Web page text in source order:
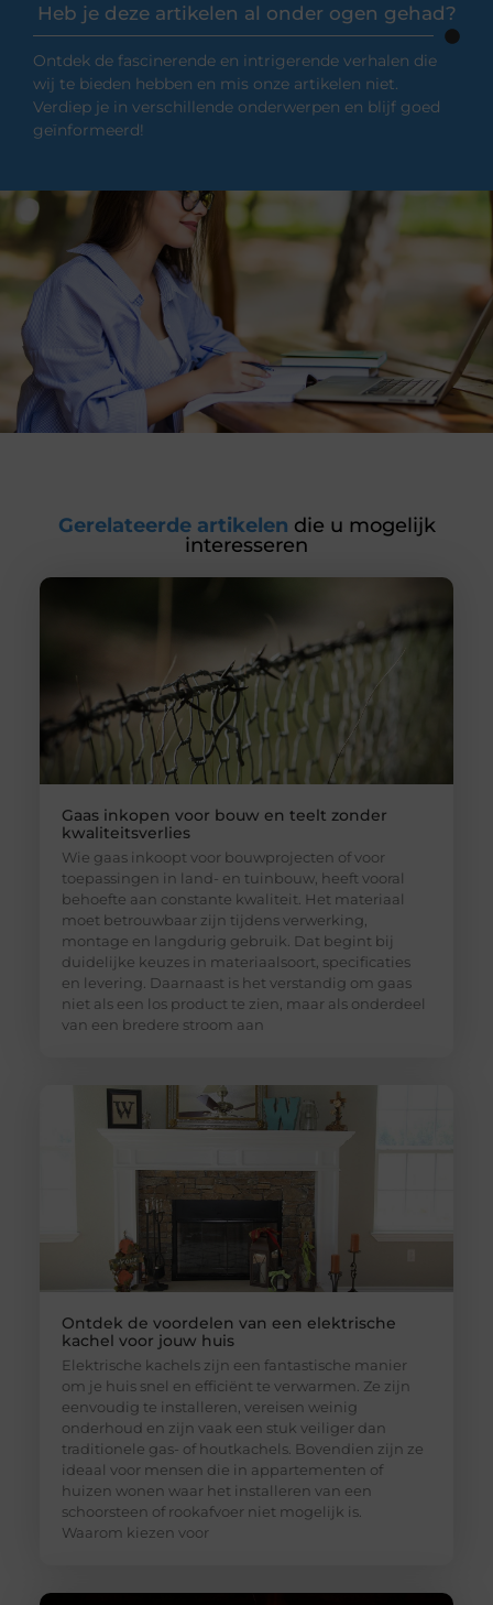
Heb je deze artikelen al onder ogen gehad?
Ontdek de fascinerende en intrigerende verhalen die
wij te bieden hebben en mis onze artikelen niet.
Verdiep je in verschillende onderwerpen en blijf goed
geïnformeerd!
Gerelateerde artikelen die u mogelijk
interesseren
Gaas inkopen voor bouw en teelt zonder
kwaliteitsverlies
Wie gaas inkoopt voor bouwprojecten of voor
toepassingen in land- en tuinbouw, heeft vooral
behoefte aan constante kwaliteit. Het materiaal
moet betrouwbaar zijn tijdens verwerking,
montage en langdurig gebruik. Dat begint bij
duidelijke keuzes in materiaalsoort, specificaties
en levering. Daarnaast is het verstandig om gaas
niet als een los product te zien, maar als onderdeel
van een bredere stroom aan
Ontdek de voordelen van een elektrische
kachel voor jouw huis
Elektrische kachels zijn een fantastische manier
om je huis snel en efficiënt te verwarmen. Ze zijn
eenvoudig te installeren, vereisen weinig
onderhoud en zijn vaak een stuk veiliger dan
traditionele gas- of houtkachels. Bovendien zijn ze
ideaal voor mensen die in appartementen of
huizen wonen waar het installeren van een
schoorsteen of rookafvoer niet mogelijk is.
Waarom kiezen voor